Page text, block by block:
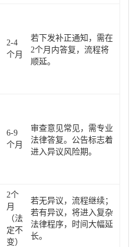
2-4
个月
若下发补正通知，需在
2个月内答复，流程将
顺延。
6-9
个月
审查意见常见，需专业
法律答复。公告标志着
进入异议风险期。
2个
月
（法
定不
变）
若无异议，流程继续；
若有异议，将进入复杂
法律程序，时间大幅延
长。